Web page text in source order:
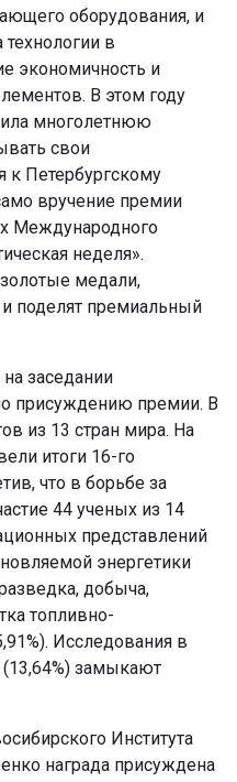
оборудования, и
технологии в
экономичность и
В этом году
многолетнюю
свои
к Петербургскому
вручение премии
Международного
неделя».
медали,
поделят премиальный
заседании
присуждению премии. В
из 13 стран мира. На
итоги 16-го
что в борьбе за
44 ученых из 14
представлений
энергетики
добыча,
топливно-
Исследования в
(13,64%) замыкают
Института
награда присуждена